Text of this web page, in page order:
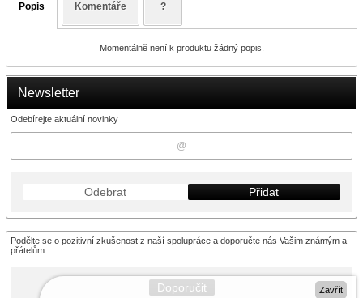
Newsletter
Odebírejte aktuální novinky
Odebrat Přidat
Podělte se o pozitivní zkušenost z naší spolupráce a doporučte nás Vašim známým a
přátelům:
Doporučit
Popis Komentáře ?
Momentálně není k produktu žádný popis.
Zavřít